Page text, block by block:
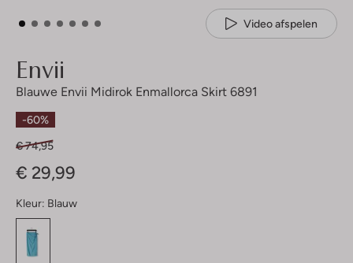
Video afspelen
Envii
Blauwe Envii Midirok Enmallorca Skirt 6891
-60%
€ 74,95
€ 29,99
Kleur: Blauw